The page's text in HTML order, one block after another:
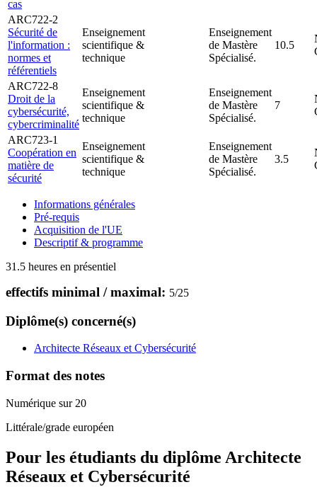
cas
ARC722-2
Sécurité de
l'information :
normes et
référentiels
Enseignement
scientifique &
technique
Enseignement
de Mastère
Spécialisé.
10.5
ARC722-8
Droit de la
cybersécurité,
cybercriminalité
Enseignement
scientifique &
technique
Enseignement
de Mastère
Spécialisé.
7
ARC723-1
Coopération en
matière de
sécurité
Enseignement
scientifique &
technique
Enseignement
de Mastère
Spécialisé.
3.5
Informations générales
Pré-requis
Acquisition de l'UE
Descriptif & programme
31.5 heures en présentiel
effectifs minimal / maximal: 5/25
Diplôme(s) concerné(s)
Architecte Réseaux et Cybersécurité
Format des notes
Numérique sur 20
Littérale/grade européen
Pour les étudiants du diplôme Architecte
Réseaux et Cybersécurité